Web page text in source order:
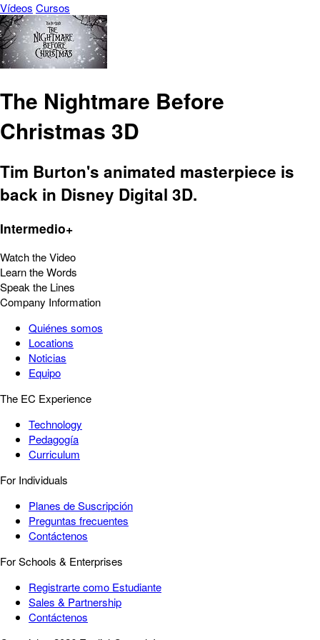
Vídeos Cursos
The Nightmare Before
Christmas 3D
Tim Burton's animated masterpiece is
back in Disney Digital 3D.
Intermedio+
Watch the Video
Learn the Words
Speak the Lines
Company Information
Quiénes somos
Locations
Noticias
Equipo
The EC Experience
Technology
Pedagogía
Curriculum
For Individuals
Planes de Suscripción
Preguntas frecuentes
Contáctenos
For Schools & Enterprises
Registrarte como Estudiante
Sales & Partnership
Contáctenos